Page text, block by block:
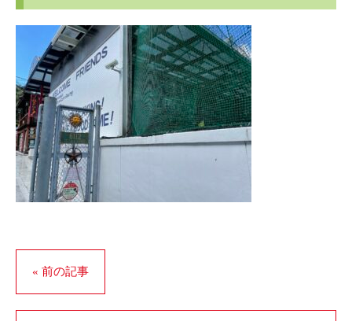
« 前の記事